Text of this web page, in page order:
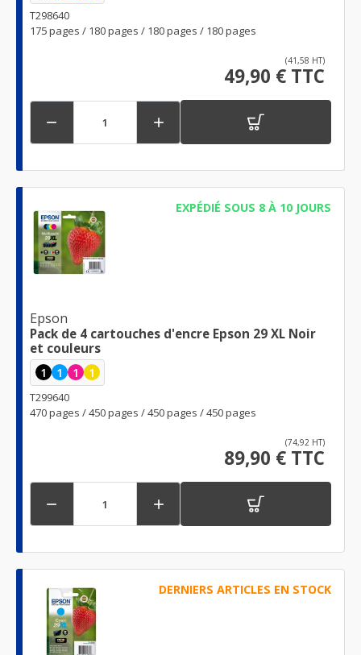
T298640
175 pages / 180 pages / 180 pages / 180 pages
(41,58 HT)
49,90 € TTC
 
EXPÉDIÉ SOUS 8 À 10 JOURS
Epson
Pack de 4 cartouches d'encre Epson 29 XL Noir
et couleurs
1 1 1 1
T299640
470 pages / 450 pages / 450 pages / 450 pages
(74,92 HT)
89,90 € TTC
 
DERNIERS ARTICLES EN STOCK